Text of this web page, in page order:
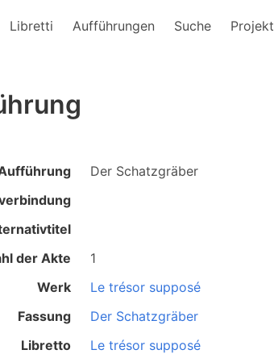
Libretti Aufführungen Suche Projekt
Der Schatzgräber
der Akte
1
Werk
Le trésor supposé
Fassung
Der Schatzgräber
Libretto
Le trésor supposé